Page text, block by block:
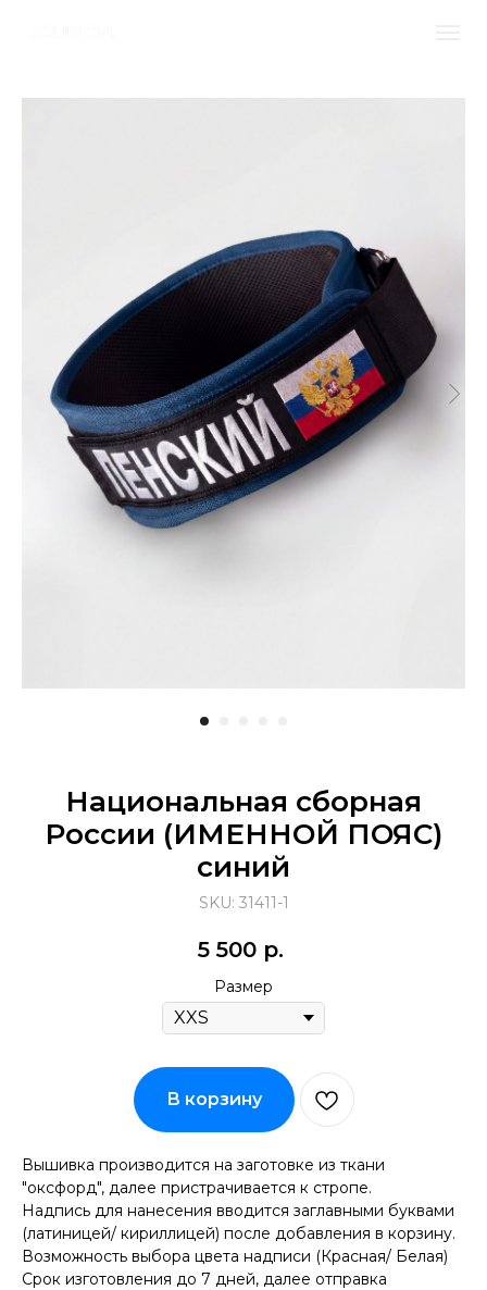
Национальная сборная
России (ИМЕННОЙ ПОЯС)
синий
SKU: 31411-1
5 500 р.
Размер
В корзину
Вышивка производится на заготовке из ткани
"оксфорд", далее пристрачивается к стропе.
Надпись для нанесения вводится заглавными буквами
(латиницей/ кириллицей) после добавления в корзину.
Возможность выбора цвета надписи (Красная/ Белая)
Срок изготовления до 7 дней, далее отправка